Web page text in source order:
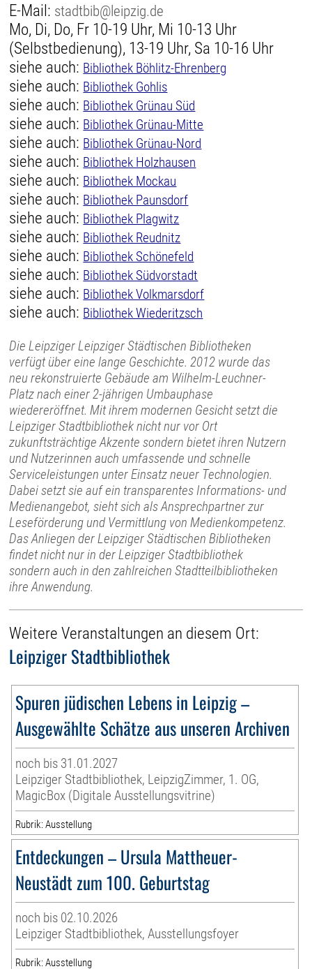
E-Mail: stadtbib@leipzig.de
Mo, Di, Do, Fr 10-19 Uhr, Mi 10-13 Uhr
(Selbstbedienung), 13-19 Uhr, Sa 10-16 Uhr
siehe auch: Bibliothek Böhlitz-Ehrenberg
siehe auch: Bibliothek Gohlis
siehe auch: Bibliothek Grünau Süd
siehe auch: Bibliothek Grünau-Mitte
siehe auch: Bibliothek Grünau-Nord
siehe auch: Bibliothek Holzhausen
siehe auch: Bibliothek Mockau
siehe auch: Bibliothek Paunsdorf
siehe auch: Bibliothek Plagwitz
siehe auch: Bibliothek Reudnitz
siehe auch: Bibliothek Schönefeld
siehe auch: Bibliothek Südvorstadt
siehe auch: Bibliothek Volkmarsdorf
siehe auch: Bibliothek Wiederitzsch
Die Leipziger Leipziger Städtischen Bibliotheken
verfügt über eine lange Geschichte. 2012 wurde das
neu rekonstruierte Gebäude am Wilhelm-Leuchner-
Platz nach einer 2-jährigen Umbauphase
wiedereröffnet. Mit ihrem modernen Gesicht setzt die
Leipziger Stadtbibliothek nicht nur vor Ort
zukunftsträchtige Akzente sondern bietet ihren Nutzern
und Nutzerinnen auch umfassende und schnelle
Serviceleistungen unter Einsatz neuer Technologien.
Dabei setzt sie auf ein transparentes Informations- und
Medienangebot, sieht sich als Ansprechpartner zur
Leseförderung und Vermittlung von Medienkompetenz.
Das Anliegen der Leipziger Städtischen Bibliotheken
findet nicht nur in der Leipziger Stadtbibliothek
sondern auch in den zahlreichen Stadtteilbibliotheken
ihre Anwendung.
Weitere Veranstaltungen an diesem Ort:
Leipziger Stadtbibliothek
Spuren jüdischen Lebens in Leipzig –
Ausgewählte Schätze aus unseren Archiven
noch bis 31.01.2027
Leipziger Stadtbibliothek, LeipzigZimmer, 1. OG,
MagicBox (Digitale Ausstellungsvitrine)
Rubrik: Ausstellung
Entdeckungen – Ursula Mattheuer-
Neustädt zum 100. Geburtstag
noch bis 02.10.2026
Leipziger Stadtbibliothek, Ausstellungsfoyer
Rubrik: Ausstellung